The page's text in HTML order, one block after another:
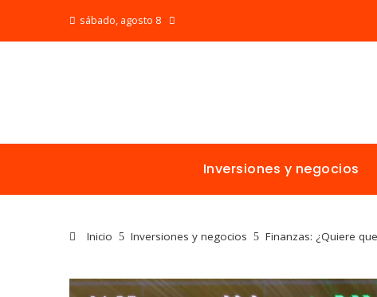
sábado, agosto 8
Inversiones y negocios
Inicio Inversiones y negocios Finanzas: ¿Quiere